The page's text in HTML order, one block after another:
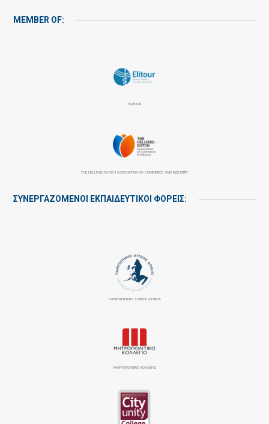
MEMBER OF:
ELITOUR
THE HELLENIC-DUTCH ASSOCIATION OF COMMERCE AND INDUSTRY
ΣΥΝΕΡΓΑΖΌΜΕΝΟΙ ΕΚΠΑΙΔΕΥΤΙΚΟΊ ΦΟΡΕΊΣ:
ΠΑΝΕΠΙΣΤΉΜΙΟ ΔΥΤΙΚΉΣ ΑΤΤΙΚΉΣ
ΜΗΤΡΟΠΟΛΙΤΙΚΟ ΚΟΛΛΕΓΙΟ